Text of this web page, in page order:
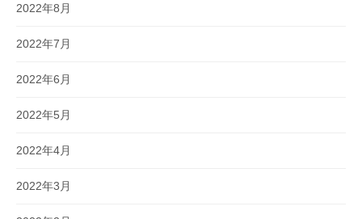
2022年8月
2022年7月
2022年6月
2022年5月
2022年4月
2022年3月